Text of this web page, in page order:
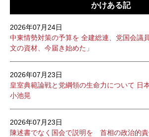
かけある記
2026年07月24日
中東情勢対策の予算を 全建総連、党国会議
文の資材、今届き始めた」
2026年07月23日
皇室典範論戦と党綱領の生命力について 日
小池晃
2026年07月23日
陳述書でなく国会で説明を 首相の政治的